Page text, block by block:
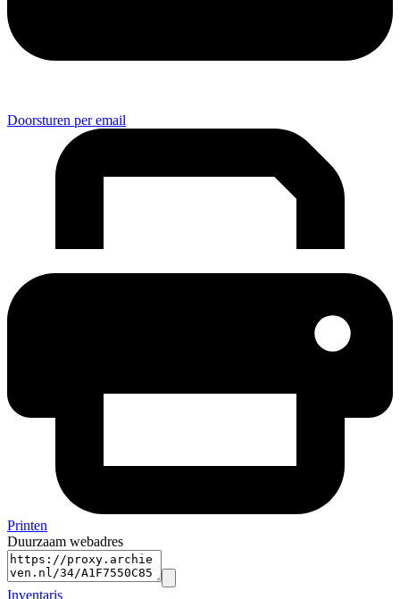
Doorsturen per email
Printen
Duurzaam webadres
Inventaris